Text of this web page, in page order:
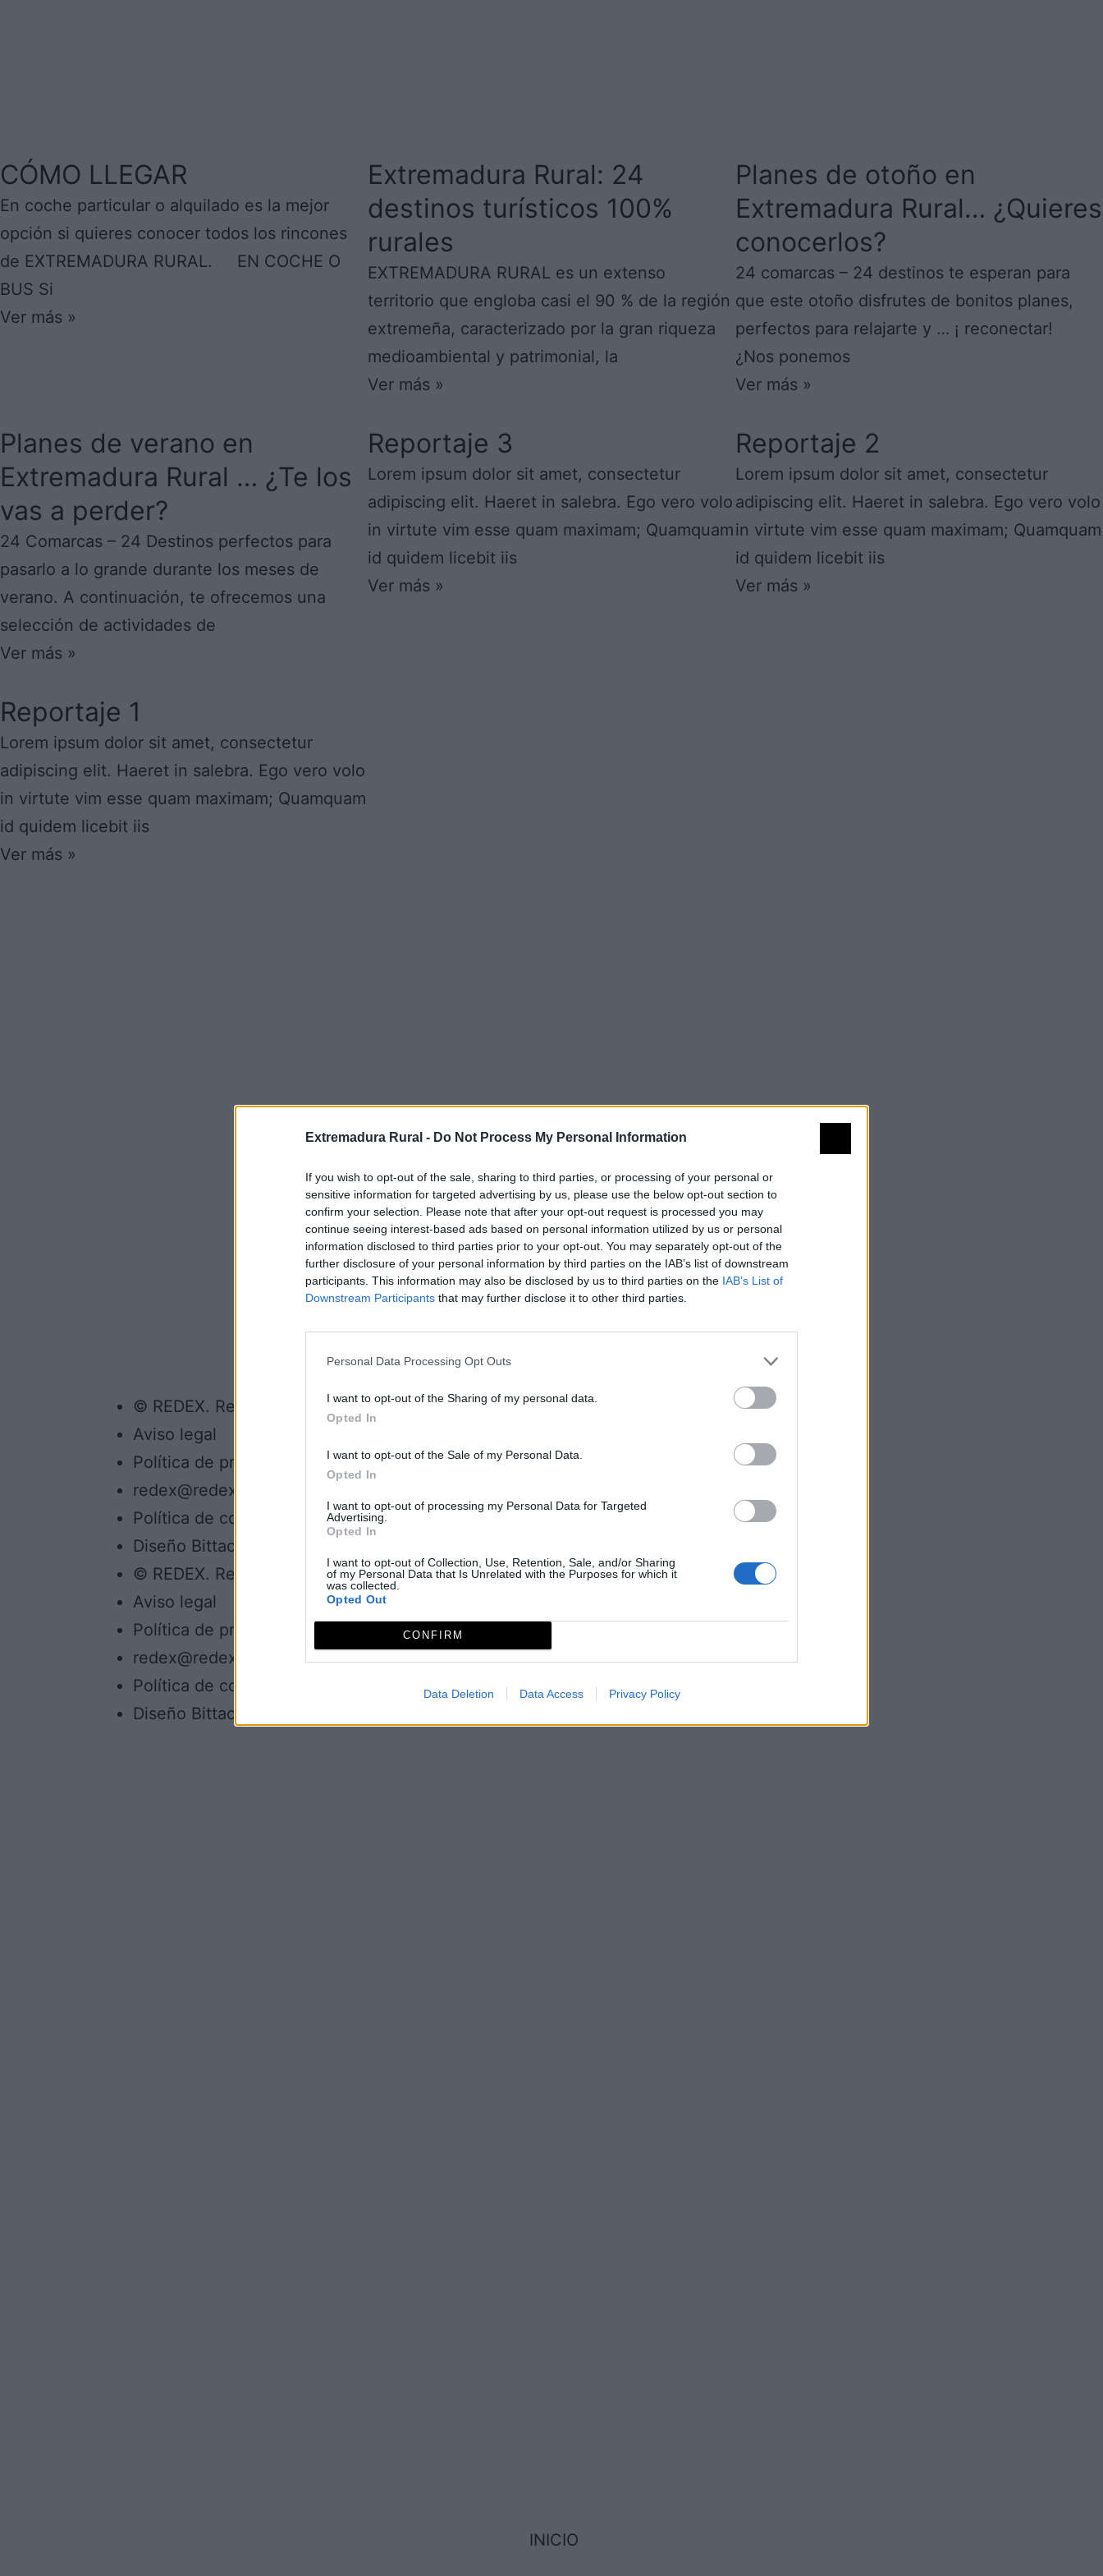
Extremadura Rural - Do Not Process My Personal Information
If you wish to opt-out of the sale, sharing to third parties, or processing of your personal or
sensitive information for targeted advertising by us, please use the below opt-out section to
confirm your selection. Please note that after your opt-out request is processed you may
continue seeing interest-based ads based on personal information utilized by us or personal
information disclosed to third parties prior to your opt-out. You may separately opt-out of the
further disclosure of your personal information by third parties on the IAB’s list of downstream
participants. This information may also be disclosed by us to third parties on the IAB’s List of
Downstream Participants that may further disclose it to other third parties.
Personal Data Processing Opt Outs
I want to opt-out of the Sharing of my personal data.
Opted In
I want to opt-out of the Sale of my Personal Data.
Opted In
I want to opt-out of processing my Personal Data for Targeted
Advertising.
Opted In
I want to opt-out of Collection, Use, Retention, Sale, and/or Sharing
of my Personal Data that Is Unrelated with the Purposes for which it
was collected.
Opted Out
CONFIRM
Data Deletion Data Access Privacy Policy
CÓMO LLEGAR
En coche particular o alquilado es la mejor
opción si quieres conocer todos los rincones
de EXTREMADURA RURAL. EN COCHE O
BUS Si
Ver más »
Extremadura Rural: 24
destinos turísticos 100%
rurales
EXTREMADURA RURAL es un extenso
territorio que engloba casi el 90 % de la región
extremeña, caracterizado por la gran riqueza
medioambiental y patrimonial, la
Ver más »
Planes de otoño en
Extremadura Rural… ¿Quieres
conocerlos?
24 comarcas – 24 destinos te esperan para
que este otoño disfrutes de bonitos planes,
perfectos para relajarte y … ¡ reconectar!
¿Nos ponemos
Ver más »
Planes de verano en
Extremadura Rural … ¿Te los
vas a perder?
24 Comarcas – 24 Destinos perfectos para
pasarlo a lo grande durante los meses de
verano. A continuación, te ofrecemos una
selección de actividades de
Ver más »
Reportaje 3
Lorem ipsum dolor sit amet, consectetur
adipiscing elit. Haeret in salebra. Ego vero volo
in virtute vim esse quam maximam; Quamquam
id quidem licebit iis
Ver más »
Reportaje 2
Lorem ipsum dolor sit amet, consectetur
adipiscing elit. Haeret in salebra. Ego vero volo
in virtute vim esse quam maximam; Quamquam
id quidem licebit iis
Ver más »
Reportaje 1
Lorem ipsum dolor sit amet, consectetur
adipiscing elit. Haeret in salebra. Ego vero volo
in virtute vim esse quam maximam; Quamquam
id quidem licebit iis
Ver más »
© REDEX. Red Extremeña de Desarrollo Rural
Aviso legal
Política de privacidad
redex@redex.org
Política de cookies
Diseño Bittacora
© REDEX. Red Extremeña de Desarrollo Rural
Aviso legal
Política de privacidad
redex@redex.org
Política de cookies
Diseño Bittacora
INICIO